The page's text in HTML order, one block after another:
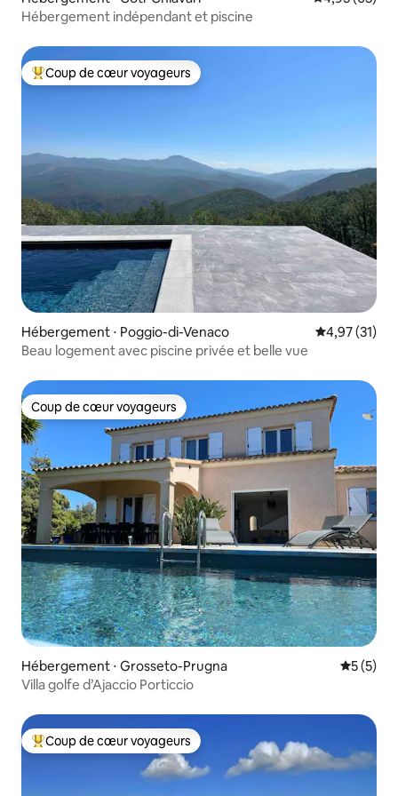
Hébergement indépendant et piscine
Coups de cœur voyageurs les plus appréciés
Coup de cœur voyageurs
Hébergement ⋅ Poggio-di-Venaco Évaluation
4,97 (31)
Beau logement avec piscine privée et belle vue
Coup de cœur voyageurs
Coup de cœur voyageurs
Hébergement ⋅ Grosseto-Prugna
5 (5)
Villa golfe d’Ajaccio Porticcio
Coups de cœur voyageurs les plus appréciés
Coup de cœur voyageurs